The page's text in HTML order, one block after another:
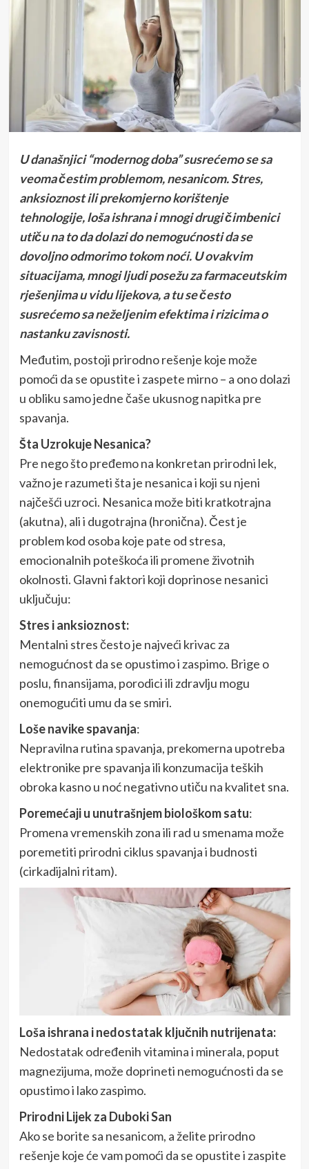
U današnjici “modernog doba” susrećemo se sa
veoma čestim problemom, nesanicom. Stres,
anksioznost ili prekomjerno korištenje
tehnologije, loša ishrana i mnogi drugi čimbenici
utiču na to da dolazi do nemogućnosti da se
dovoljno odmorimo tokom noći. U ovakvim
situacijama, mnogi ljudi posežu za farmaceutskim
rješenjima u vidu lijekova, a tu se često
susrećemo sa neželjenim efektima i rizicima o
nastanku zavisnosti.
Međutim, postoji prirodno rešenje koje može
pomoći da se opustite i zaspete mirno – a ono dolazi
u obliku samo jedne čaše ukusnog napitka pre
spavanja.
Šta Uzrokuje Nesanica?
Pre nego što pređemo na konkretan prirodni lek,
važno je razumeti šta je nesanica i koji su njeni
najčešći uzroci. Nesanica može biti kratkotrajna
(akutna), ali i dugotrajna (hronična). Čest je
problem kod osoba koje pate od stresa,
emocionalnih poteškoća ili promene životnih
okolnosti. Glavni faktori koji doprinose nesanici
uključuju:
Stres i anksioznost:
Mentalni stres često je najveći krivac za
nemogućnost da se opustimo i zaspimo. Brige o
poslu, finansijama, porodici ili zdravlju mogu
onemogućiti umu da se smiri.
Loše navike spavanja:
Nepravilna rutina spavanja, prekomerna upotreba
elektronike pre spavanja ili konzumacija teških
obroka kasno u noć negativno utiču na kvalitet sna.
Poremećaji u unutrašnjem biološkom satu:
Promena vremenskih zona ili rad u smenama može
poremetiti prirodni ciklus spavanja i budnosti
(cirkadijalni ritam).
Loša ishrana i nedostatak ključnih nutrijenata:
Nedostatak određenih vitamina i minerala, poput
magnezijuma, može doprineti nemogućnosti da se
opustimo i lako zaspimo.
Prirodni Lijek za Duboki San
Ako se borite sa nesanicom, a želite prirodno
rešenje koje će vam pomoći da se opustite i zaspite